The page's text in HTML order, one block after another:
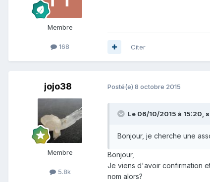
Membre
168 Citer
jojo38
Membre
5.8k
Posté(e) 8 octobre 2015
Le 06/10/2015 à 15:20,
Bonjour, je cherche une
Bonjour,
Je viens d'avoir confirmation
nom alors?